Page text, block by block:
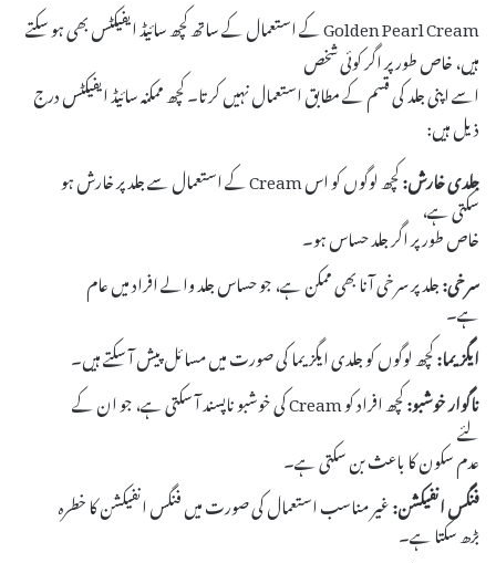
Golden Pearl Cream کے استعمال کے ساتھ کچھ سائیڈ ایفیکٹس بھی ہو سکتے
ہیں، خاص طور پر اگر کوئی شخص
اسے اپنی جلد کی قسم کے مطابق استعمال نہیں کرتا۔ کچھ ممکنہ سائیڈ ایفیکٹس درج
ذیل ہیں:
جلدی خارش:
کچھ لوگوں کو اس Cream کے استعمال سے جلد پر خارش ہو
سکتی ہے،
خاص طور پر اگر جلد حساس ہو۔
سرخی:جلد پر سرخی آنا بھی ممکن ہے، جو حساس جلد والے افراد میں عام
ہے۔
ایگزیما:کچھ لوگوں کو جلدی ایگزیما کی صورت میں مسائل پیش آ سکتے ہیں۔
ناگوار خوشبو:
کچھ افراد کو Cream کی خوشبو ناپسند آ سکتی ہے، جو ان کے
لئے
عدم سکون کا باعث بن سکتی ہے۔
فنگس انفیکشن:غیر مناسب استعمال کی صورت میں فنگس انفیکشن کا خطرہ
بڑھ سکتا ہے۔